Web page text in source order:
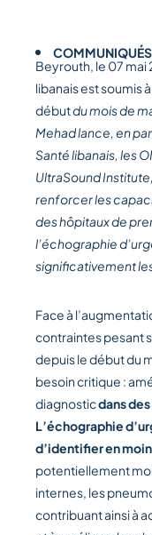
COMMUNIQUÉS
Beyrouth, le 07 mai
libanais est soumis
débutdu mois de
Mehad lance, en
Santé libanais, les
UltraSound
renforcer les
des hôpitaux de
l’échographie
significativement
Face à
contraintes pesant
depuis le début du
besoin critique :
diagnosticdans
L’échographie
d’identifier en
potentiellement
internes, les
contribuant ainsi à